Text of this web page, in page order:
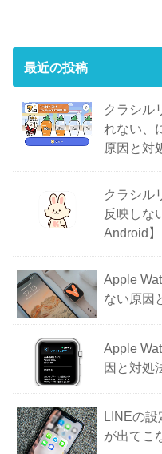
最近の投稿
クラシル
れない、
原因と対
クラシル
反映しな
Android】
Apple
ない原因
Apple
因と対処
LINEの設
が出てこ